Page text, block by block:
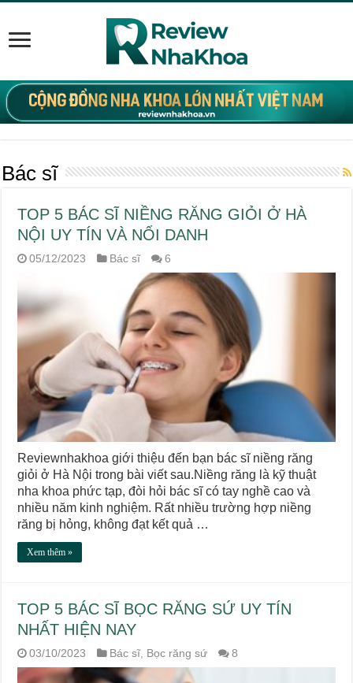
Bác sĩ
TOP 5 BÁC SĨ NIỀNG RĂNG GIỎI Ở HÀ
NỘI UY TÍN VÀ NỔI DANH
05/12/2023 Bác sĩ 6
Reviewnhakhoa giới thiệu đến bạn bác sĩ niềng răng
giỏi ở Hà Nội trong bài viết sau.Niềng răng là kỹ thuật
nha khoa phức tạp, đòi hỏi bác sĩ có tay nghề cao và
nhiều năm kinh nghiệm. Rất nhiều trường hợp niềng
răng bị hỏng, không đạt kết quả …
Xem thêm »
TOP 5 BÁC SĨ BỌC RĂNG SỨ UY TÍN
NHẤT HIỆN NAY
03/10/2023 Bác sĩ, Bọc răng sứ 8